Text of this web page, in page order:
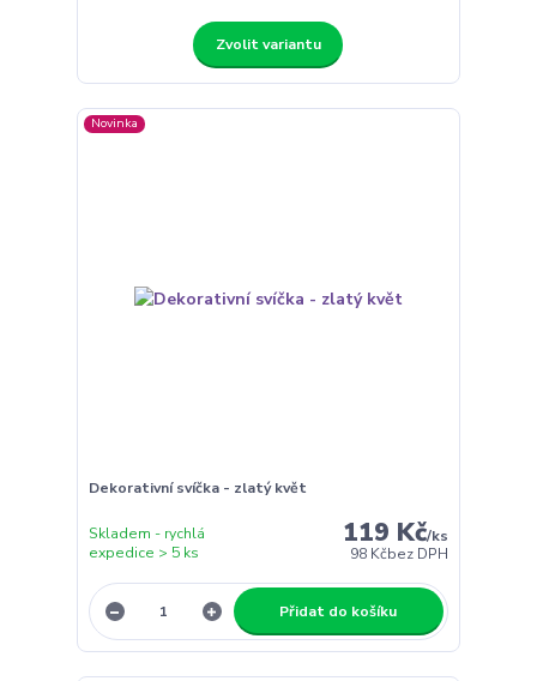
Zvolit variantu
Novinka
Dekorativní svíčka - zlatý květ
119 Kč/ks
98 Kčbez DPH
Skladem - rychlá
expedice > 5 ks
Přidat do košíku